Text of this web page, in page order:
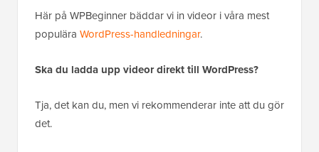
Här på WPBeginner bäddar vi in videor i våra mest
populära WordPress-handledningar.
Ska du ladda upp videor direkt till WordPress?
Tja, det kan du, men vi rekommenderar inte att du gör
det.